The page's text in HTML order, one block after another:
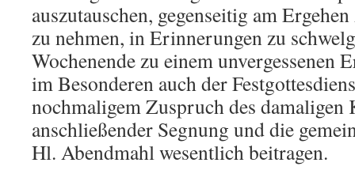
auszutauschen, gegenseitig am
zu nehmen, in Erinnerungen zu
Wochenende zu einem unvergessenen
im Besonderen auch der
nochmaligem Zuspruch des
anschließender Segnung und die
Hl. Abendmahl wesentlich beitragen.